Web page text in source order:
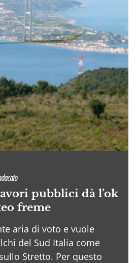
pubblici dà l’ok
freme
aria di voto e vuole
del Sud Italia come
Stretto. Per questo